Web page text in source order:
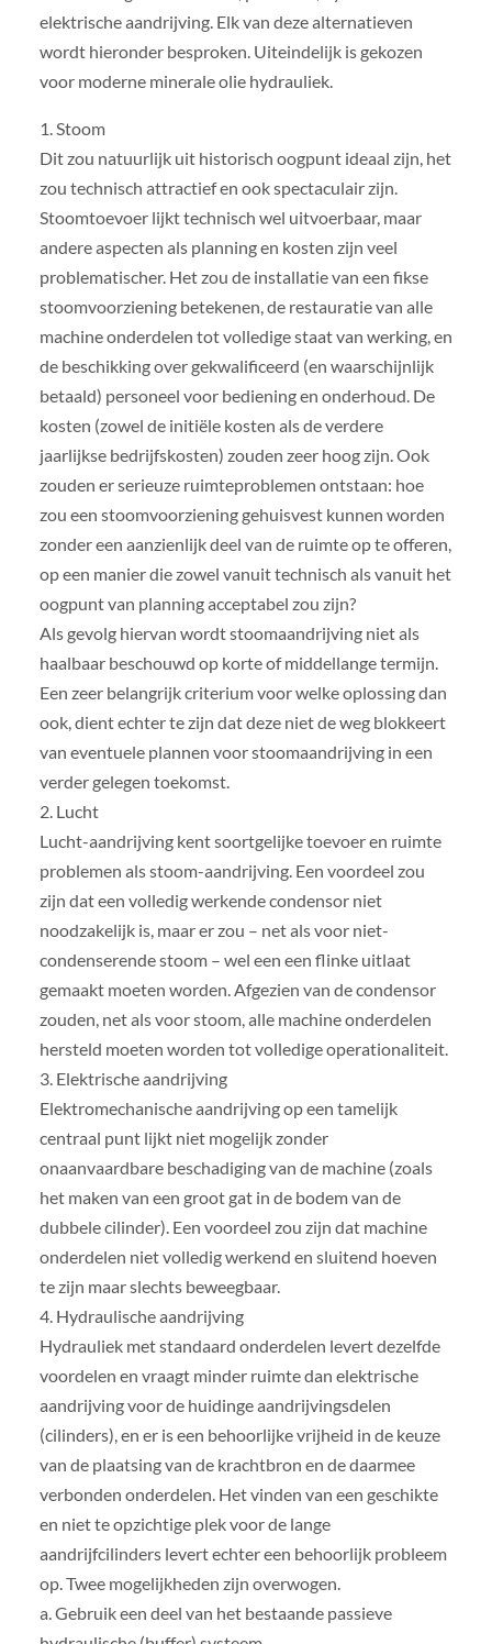
elektrische aandrijving. Elk van deze alternatieven
wordt hieronder besproken. Uiteindelijk is gekozen
voor moderne minerale olie hydrauliek.
1. Stoom
Dit zou natuurlijk uit historisch oogpunt ideaal zijn, het
zou technisch attractief en ook spectaculair zijn.
Stoomtoevoer lijkt technisch wel uitvoerbaar, maar
andere aspecten als planning en kosten zijn veel
problematischer. Het zou de installatie van een fikse
stoomvoorziening betekenen, de restauratie van alle
machine onderdelen tot volledige staat van werking, en
de beschikking over gekwalificeerd (en waarschijnlijk
betaald) personeel voor bediening en onderhoud. De
kosten (zowel de initiële kosten als de verdere
jaarlijkse bedrijfskosten) zouden zeer hoog zijn. Ook
zouden er serieuze ruimteproblemen ontstaan: hoe
zou een stoomvoorziening gehuisvest kunnen worden
zonder een aanzienlijk deel van de ruimte op te offeren,
op een manier die zowel vanuit technisch als vanuit het
oogpunt van planning acceptabel zou zijn?
Als gevolg hiervan wordt stoomaandrijving niet als
haalbaar beschouwd op korte of middellange termijn.
Een zeer belangrijk criterium voor welke oplossing dan
ook, dient echter te zijn dat deze niet de weg blokkeert
van eventuele plannen voor stoomaandrijving in een
verder gelegen toekomst.
2. Lucht
Lucht-aandrijving kent soortgelijke toevoer en ruimte
problemen als stoom-aandrijving. Een voordeel zou
zijn dat een volledig werkende condensor niet
noodzakelijk is, maar er zou – net als voor niet-
condenserende stoom – wel een een flinke uitlaat
gemaakt moeten worden. Afgezien van de condensor
zouden, net als voor stoom, alle machine onderdelen
hersteld moeten worden tot volledige operationaliteit.
3. Elektrische aandrijving
Elektromechanische aandrijving op een tamelijk
centraal punt lijkt niet mogelijk zonder
onaanvaardbare beschadiging van de machine (zoals
het maken van een groot gat in de bodem van de
dubbele cilinder). Een voordeel zou zijn dat machine
onderdelen niet volledig werkend en sluitend hoeven
te zijn maar slechts beweegbaar.
4. Hydraulische aandrijving
Hydrauliek met standaard onderdelen levert dezelfde
voordelen en vraagt minder ruimte dan elektrische
aandrijving voor de huidinge aandrijvingsdelen
(cilinders), en er is een behoorlijke vrijheid in de keuze
van de plaatsing van de krachtbron en de daarmee
verbonden onderdelen. Het vinden van een geschikte
en niet te opzichtige plek voor de lange
aandrijfcilinders levert echter een behoorlijk probleem
op. Twee mogelijkheden zijn overwogen.
a. Gebruik een deel van het bestaande passieve